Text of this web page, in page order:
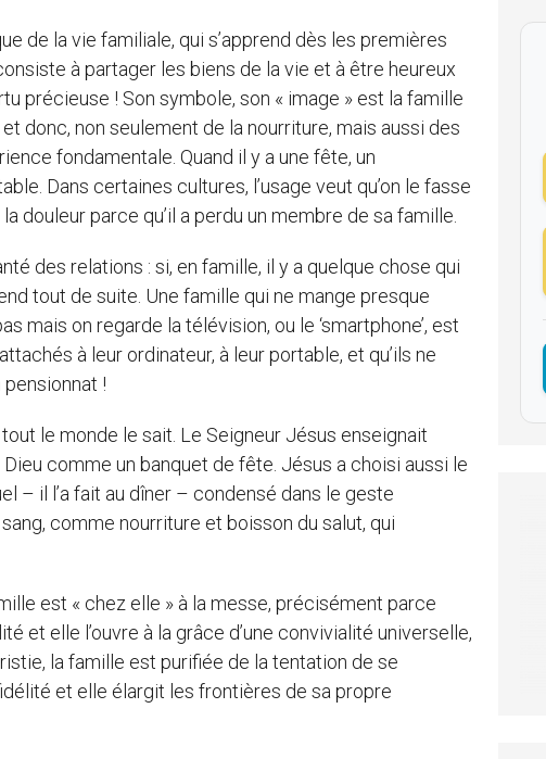
de la vie familiale, qui s’apprend dès les premières
à partager les biens de la vie et à être heureux
précieuse ! Son symbole, son « image » est la famille
donc, non seulement de la nourriture, mais aussi des
fondamentale. Quand il y a une fête, un
Dans certaines cultures, l’usage veut qu’on le fasse
douleur parce qu’il a perdu un membre de sa famille.
des relations : si, en famille, il y a quelque chose qui
tout de suite. Une famille qui ne mange presque
mais on regarde la télévision, ou le ‘smartphone’, est
à leur ordinateur, à leur portable, et qu’ils ne
pensionnat !
le monde le sait. Le Seigneur Jésus enseignait
comme un banquet de fête. Jésus a choisi aussi le
– il l’a fait au dîner – condensé dans le geste
comme nourriture et boisson du salut, qui
est « chez elle » à la messe, précisément parce
et elle l’ouvre à la grâce d’une convivialité universelle,
la famille est purifiée de la tentation de se
et elle élargit les frontières de sa propre